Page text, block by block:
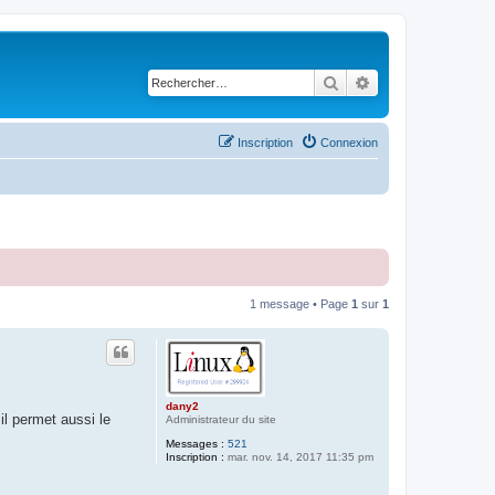
Rechercher
Connexion
Inscription
1 message • Page 1 sur 1
dany2
Administrateur du site
Messages : 521
Inscription : mar. nov. 14, 2017 11:35 pm
permet aussi le